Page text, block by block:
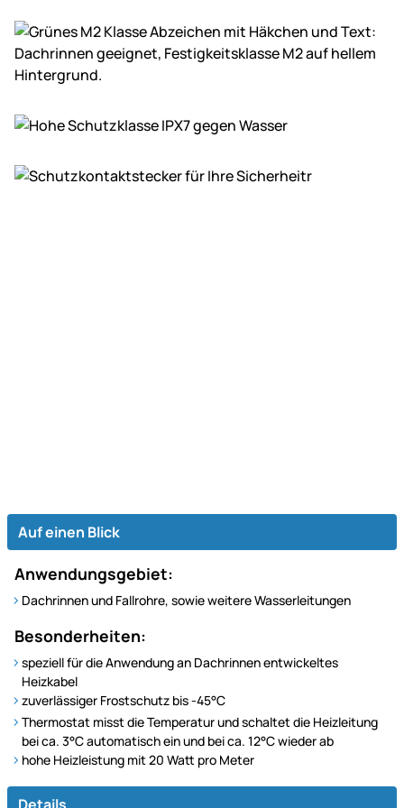
Auf einen Blick
Anwendungsgebiet:
Dachrinnen und Fallrohre, sowie weitere Wasserleitungen
Besonderheiten:
speziell für die Anwendung an Dachrinnen entwickeltes
Heizkabel
zuverlässiger Frostschutz bis -45°C
Thermostat misst die Temperatur und schaltet die Heizleitung
bei ca. 3°C automatisch ein und bei ca. 12°C wieder ab
hohe Heizleistung mit 20 Watt pro Meter